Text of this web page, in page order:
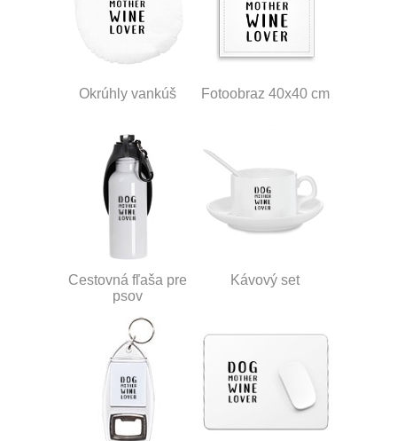
Okrúhly vankúš Fotoobraz 40x40 cm
Cestovná fľaša pre
psov
Kávový set